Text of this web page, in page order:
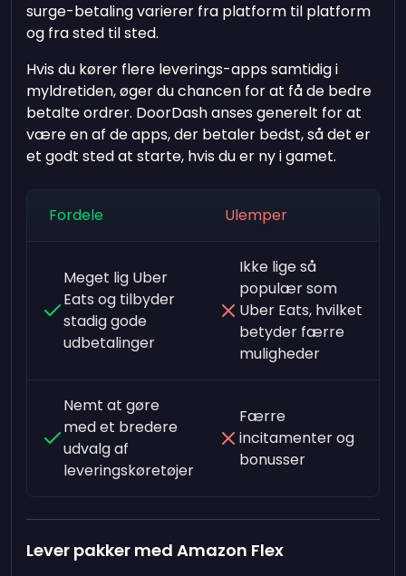
surge-betaling varierer fra platform til platform
og fra sted til sted.
Hvis du kører flere leverings-apps samtidig i
myldretiden, øger du chancen for at få de bedre
betalte ordrer. DoorDash anses generelt for at
være en af de apps, der betaler bedst, så det er
et godt sted at starte, hvis du er ny i gamet.
Fordele Ulemper
Meget lig Uber
Eats og tilbyder
stadig gode
udbetalinger
Ikke lige så
populær som
Uber Eats, hvilket
betyder færre
muligheder
Nemt at gøre
med et bredere
udvalg af
leveringskøretøjer
Færre
incitamenter og
bonusser
Lever pakker med Amazon Flex